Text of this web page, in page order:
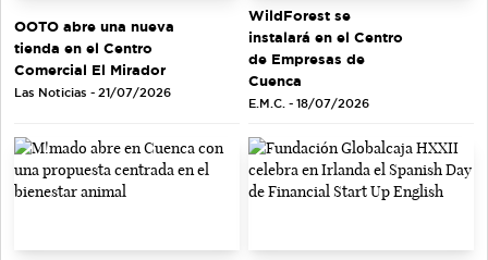
OOTO abre una nueva
tienda en el Centro
Comercial El Mirador
Las Noticias - 21/07/2026
WildForest se
instalará en el Centro
de Empresas de
Cuenca
E.M.C. - 18/07/2026